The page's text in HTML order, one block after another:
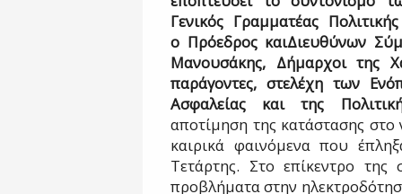
Γενικός Γραμματέας
ο Πρόεδρος καιΔιευθύνων
Μανουσάκης, Δήμαρχοι της
παράγοντες, στελέχη των
Ασφαλείας και της
αποτίμηση της κατάστασης στο
καιρικά φαινόμενα που
Τετάρτης. Στο επίκεντρο
προβλήματα στην